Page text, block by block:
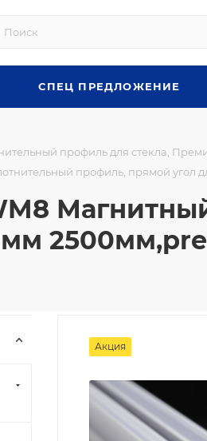
СПЕЦ ПРЕДЛОЖЕНИЕ
профиль для стекла,
профиль, прямой угол
Акция